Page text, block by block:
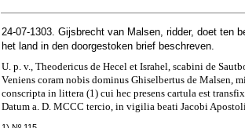
24-07-1303. Gijsbrecht van Malsen, ridder, doet ten
het land in den doorgestoken brief beschreven.
U. p. v., Theodericus de Hecel et Israhel, scabini de
Veniens coram nobis dominus Ghiselbertus de Malsen,
conscripta in littera (1) cui hec presens cartula est
Datum a. D. MCCC tercio, in vigilia beati Jacobi